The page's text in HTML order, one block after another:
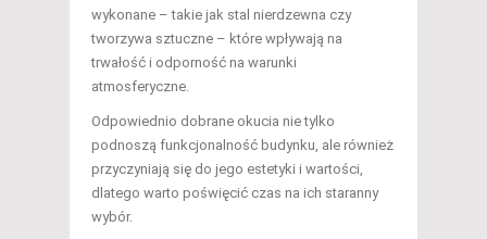
wykonane – takie jak stal nierdzewna czy
tworzywa sztuczne – które wpływają na
trwałość i odporność na warunki
atmosferyczne.
Odpowiednio dobrane okucia nie tylko
podnoszą funkcjonalność budynku, ale również
przyczyniają się do jego estetyki i wartości,
dlatego warto poświęcić czas na ich staranny
wybór.